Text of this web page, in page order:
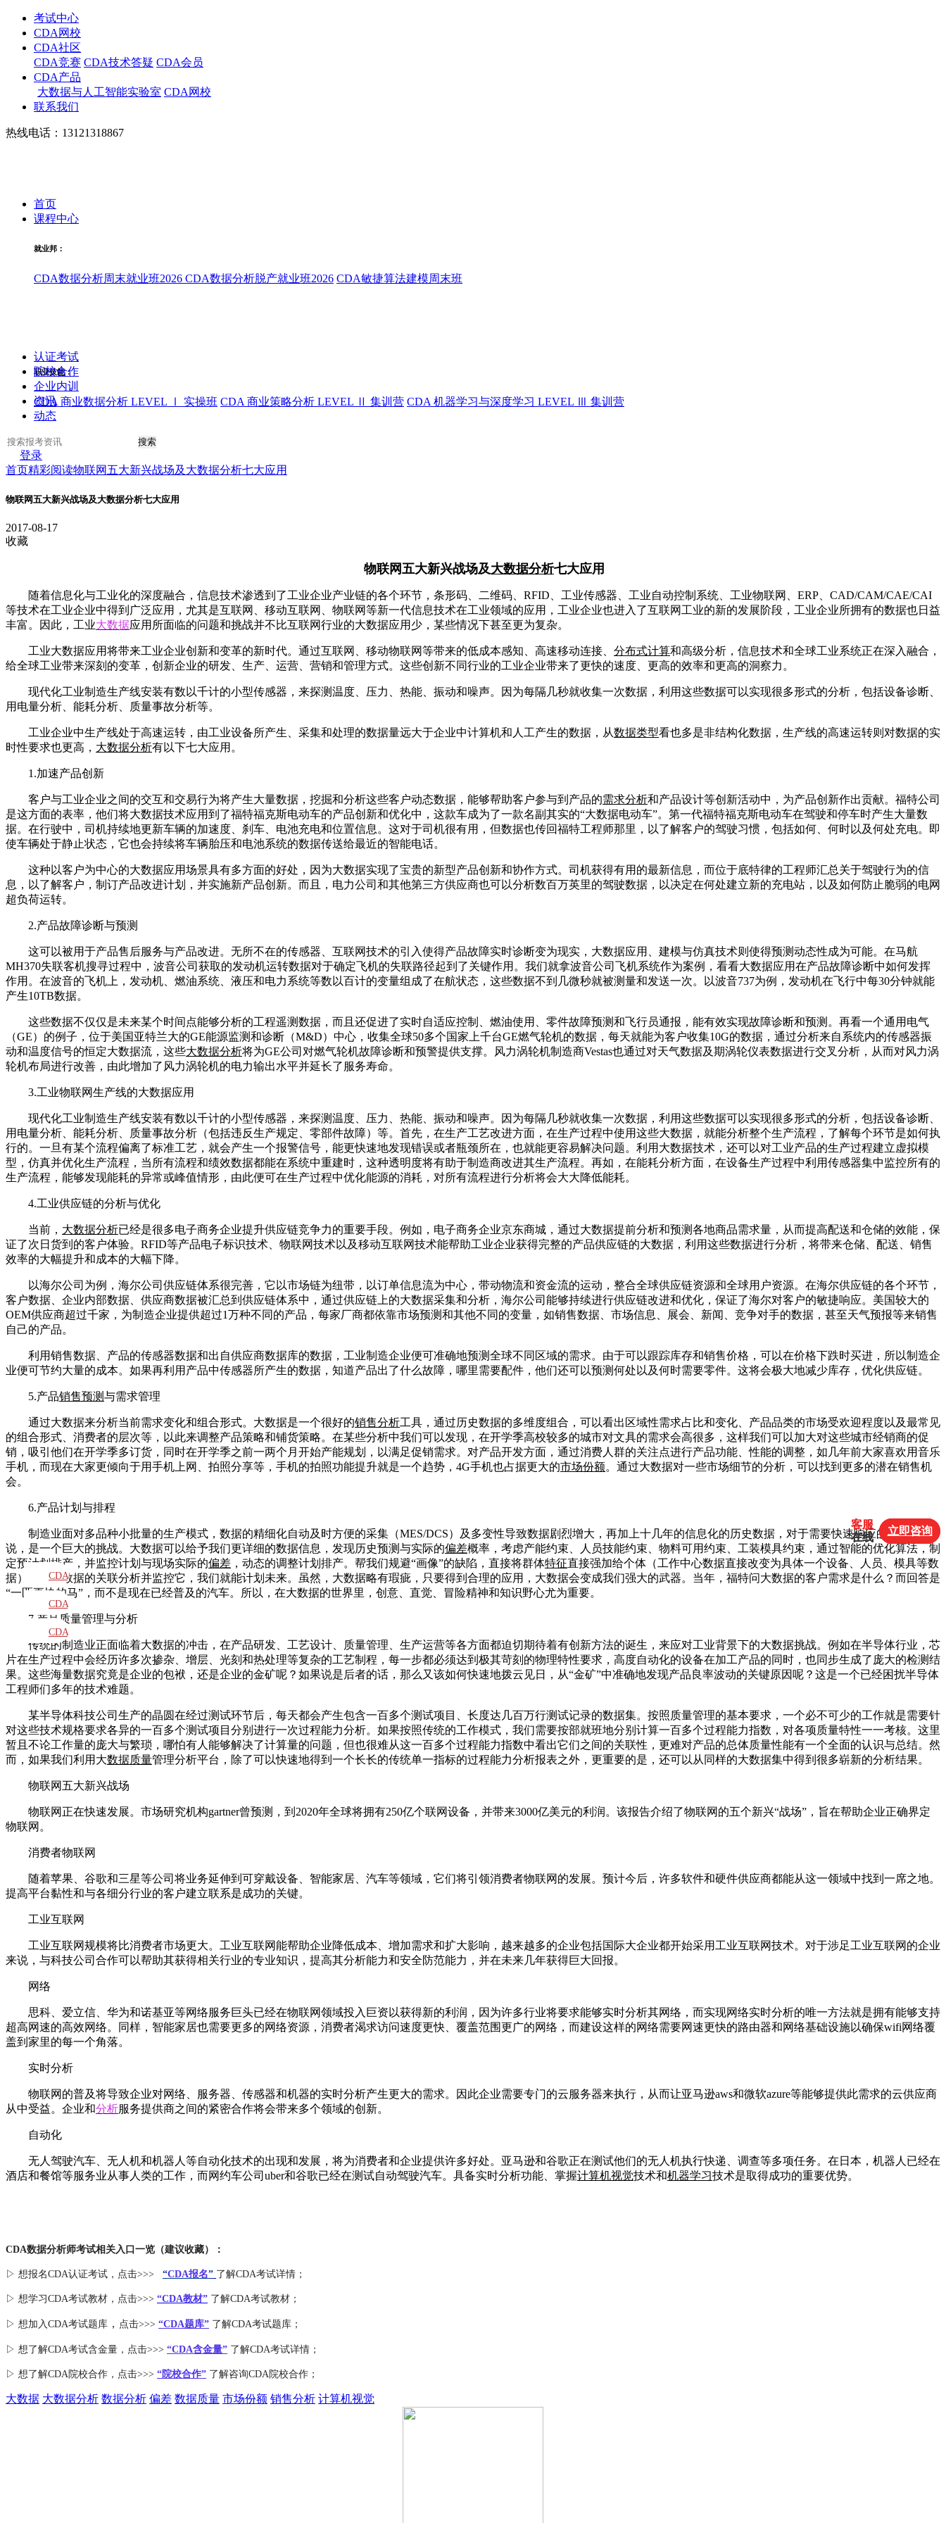
考试中心
CDA网校
CDA社区
CDA竞赛 CDA技术答疑 CDA会员
CDA产品
大数据与人工智能实验室 CDA网校
联系我们
热线电话：13121318867
首页
课程中心
就业邦：
CDA数据分析周末就业班2026 CDA数据分析脱产就业班2026 CDA敏捷算法建模周末班
职业技能：
CDA 商业数据分析 LEVEL Ⅰ 实操班 CDA 商业策略分析 LEVEL Ⅱ 集训营 CDA 机器学习与深度学习 LEVEL Ⅲ 集训营
认证考试
院校合作
企业内训
资讯
动态
搜索
登录
首页精彩阅读物联网五大新兴战场及大数据分析七大应用
物联网五大新兴战场及大数据分析七大应用
2017-08-17
收藏
物联网五大新兴战场及大数据分析七大应用
随着信息化与工业化的深度融合，信息技术渗透到了工业企业产业链的各个环节，条形码、二维码、RFID、工业传感器、工业自动控制系统、工业物联网、ERP、CAD/CAM/CAE/CAI
等技术在工业企业中得到广泛应用，尤其是互联网、移动互联网、物联网等新一代信息技术在工业领域的应用，工业企业也进入了互联网工业的新的发展阶段，工业企业所拥有的数据也日益
丰富。因此，工业大数据应用所面临的问题和挑战并不比互联网行业的大数据应用少，某些情况下甚至更为复杂。
工业大数据应用将带来工业企业创新和变革的新时代。通过互联网、移动物联网等带来的低成本感知、高速移动连接、 分布式计算和高级分析，信息技术和全球工业系统正在深入融合，
给全球工业带来深刻的变革，创新企业的研发、生产、运营、营销和管理方式。这些创新不同行业的工业企业带来了更快的速度、更高的效率和更高的洞察力。
现代化工业制造生产线安装有数以千计的小型传感器，来探测温度、压力、热能、振动和噪声。因为每隔几秒就收集一次数据，利用这些数据可以实现很多形式的分析，包括设备诊断、
用电量分析、能耗分析、质量事故分析等。
工业企业中生产线处于高速运转，由工业设备所产生、采集和处理的数据量远大于企业中计算机和人工产生的数据，从数据类型看也多是非结构化数据，生产线的高速运转则对数据的实
时性要求也更高， 大数据分析有以下七大应用。
1.加速产品创新
客户与工业企业之间的交互和交易行为将产生大量数据，挖掘和分析这些客户动态数据，能够帮助客户参与到产品的需求分析和产品设计等创新活动中，为产品创新作出贡献。福特公司
是这方面的表率，他们将大数据技术应用到了福特福克斯电动车的产品创新和优化中，这款车成为了一款名副其实的“大数据电动车”。第一代福特福克斯电动车在驾驶和停车时产生大量数
据。在行驶中，司机持续地更新车辆的加速度、刹车、电池充电和位置信息。这对于司机很有用，但数据也传回福特工程师那里，以了解客户的驾驶习惯，包括如何、何时以及何处充电。即
使车辆处于静止状态，它也会持续将车辆胎压和电池系统的数据传送给最近的智能电话。
这种以客户为中心的大数据应用场景具有多方面的好处，因为大数据实现了宝贵的新型产品创新和协作方式。司机获得有用的最新信息，而位于底特律的工程师汇总关于驾驶行为的信
息，以了解客户，制订产品改进计划，并实施新产品创新。而且，电力公司和其他第三方供应商也可以分析数百万英里的驾驶数据，以决定在何处建立新的充电站，以及如何防止脆弱的电网
超负荷运转。
2.产品故障诊断与预测
这可以被用于产品售后服务与产品改进。无所不在的传感器、互联网技术的引入使得产品故障实时诊断变为现实，大数据应用、建模与仿真技术则使得预测动态性成为可能。在马航
MH370失联客机搜寻过程中，波音公司获取的发动机运转数据对于确定飞机的失联路径起到了关键作用。我们就拿波音公司飞机系统作为案例，看看大数据应用在产品故障诊断中如何发挥
作用。在波音的飞机上，发动机、燃油系统、液压和电力系统等数以百计的变量组成了在航状态，这些数据不到几微秒就被测量和发送一次。以波音737为例，发动机在飞行中每30分钟就能
产生10TB数据。
这些数据不仅仅是未来某个时间点能够分析的工程遥测数据，而且还促进了实时自适应控制、燃油使用、零件故障预测和飞行员通报，能有效实现故障诊断和预测。再看一个通用电气
（GE）的例子，位于美国亚特兰大的GE能源监测和诊断（M&D）中心，收集全球50多个国家上千台GE燃气轮机的数据，每天就能为客户收集10G的数据，通过分析来自系统内的传感器振
动和温度信号的恒定大数据流，这些大数据分析将为GE公司对燃气轮机故障诊断和预警提供支撑。风力涡轮机制造商Vestas也通过对天气数据及期涡轮仪表数据进行交叉分析，从而对风力涡
轮机布局进行改善，由此增加了风力涡轮机的电力输出水平并延长了服务寿命。
3.工业物联网生产线的大数据应用
现代化工业制造生产线安装有数以千计的小型传感器，来探测温度、压力、热能、振动和噪声。因为每隔几秒就收集一次数据，利用这些数据可以实现很多形式的分析，包括设备诊断、
用电量分析、能耗分析、质量事故分析（包括违反生产规定、零部件故障）等。首先，在生产工艺改进方面，在生产过程中使用这些大数据，就能分析整个生产流程，了解每个环节是如何执
行的。一旦有某个流程偏离了标准工艺，就会产生一个报警信号，能更快速地发现错误或者瓶颈所在，也就能更容易解决问题。利用大数据技术，还可以对工业产品的生产过程建立虚拟模
型，仿真并优化生产流程，当所有流程和绩效数据都能在系统中重建时，这种透明度将有助于制造商改进其生产流程。再如，在能耗分析方面，在设备生产过程中利用传感器集中监控所有的
生产流程，能够发现能耗的异常或峰值情形，由此便可在生产过程中优化能源的消耗，对所有流程进行分析将会大大降低能耗。
4.工业供应链的分析与优化
当前， 大数据分析已经是很多电子商务企业提升供应链竞争力的重要手段。例如，电子商务企业京东商城，通过大数据提前分析和预测各地商品需求量，从而提高配送和仓储的效能，保
证了次日货到的客户体验。RFID等产品电子标识技术、物联网技术以及移动互联网技术能帮助工业企业获得完整的产品供应链的大数据，利用这些数据进行分析，将带来仓储、配送、销售
效率的大幅提升和成本的大幅下降。
以海尔公司为例，海尔公司供应链体系很完善，它以市场链为纽带，以订单信息流为中心，带动物流和资金流的运动，整合全球供应链资源和全球用户资源。在海尔供应链的各个环节，
客户数据、企业内部数据、供应商数据被汇总到供应链体系中，通过供应链上的大数据采集和分析，海尔公司能够持续进行供应链改进和优化，保证了海尔对客户的敏捷响应。美国较大的
OEM供应商超过千家，为制造企业提供超过1万种不同的产品，每家厂商都依靠市场预测和其他不同的变量，如销售数据、市场信息、展会、新闻、竞争对手的数据，甚至天气预报等来销售
自己的产品。
利用销售数据、产品的传感器数据和出自供应商数据库的数据，工业制造企业便可准确地预测全球不同区域的需求。由于可以跟踪库存和销售价格，可以在价格下跌时买进，所以制造企
业便可节约大量的成本。如果再利用产品中传感器所产生的数据，知道产品出了什么故障，哪里需要配件，他们还可以预测何处以及何时需要零件。这将会极大地减少库存，优化供应链。
5.产品销售预测与需求管理
通过大数据来分析当前需求变化和组合形式。大数据是一个很好的销售分析工具，通过历史数据的多维度组合，可以看出区域性需求占比和变化、产品品类的市场受欢迎程度以及最常见
的组合形式、消费者的层次等，以此来调整产品策略和铺货策略。在某些分析中我们可以发现，在开学季高校较多的城市对文具的需求会高很多，这样我们可以加大对这些城市经销商的促
销，吸引他们在开学季多订货，同时在开学季之前一两个月开始产能规划，以满足促销需求。对产品开发方面，通过消费人群的关注点进行产品功能、性能的调整，如几年前大家喜欢用音乐
手机，而现在大家更倾向于用手机上网、拍照分享等，手机的拍照功能提升就是一个趋势，4G手机也占据更大的市场份额。通过大数据对一些市场细节的分析，可以找到更多的潜在销售机
会。
6.产品计划与排程
制造业面对多品种小批量的生产模式，数据的精细化自动及时方便的采集（MES/DCS）及多变性导致数据剧烈增大，再加上十几年的信息化的历史数据，对于需要快速响应的APS来
说，是一个巨大的挑战。大数据可以给予我们更详细的数据信息，发现历史预测与实际的偏差概率，考虑产能约束、人员技能约束、物料可用约束、工装模具约束，通过智能的优化算法，制
定预计划排产，并监控计划与现场实际的偏差 ，动态的调整计划排产。帮我们规避“画像”的缺陷，直接将群体特征直接强加给个体（工作中心数据直接改变为具体一个设备、人员、模具等数
据）。通过数据的关联分析并监控它，我们就能计划未来。虽然，大数据略有瑕疵，只要得到合理的应用，大数据会变成我们强大的武器。当年，福特问大数据的客户需求是什么？而回答是
“一匹更快的马”，而不是现在已经普及的汽车。所以，在大数据的世界里，创意、直觉、冒险精神和知识野心尤为重要。
7.产品质量管理与分析
传统的制造业正面临着大数据的冲击，在产品研发、工艺设计、质量管理、生产运营等各方面都迫切期待着有创新方法的诞生，来应对工业背景下的大数据挑战。例如在半导体行业，芯
片在生产过程中会经历许多次掺杂、增层、光刻和热处理等复杂的工艺制程，每一步都必须达到极其苛刻的物理特性要求，高度自动化的设备在加工产品的同时，也同步生成了庞大的检测结
果。这些海量数据究竟是企业的包袱，还是企业的金矿呢？如果说是后者的话，那么又该如何快速地拨云见日，从“金矿”中准确地发现产品良率波动的关键原因呢？这是一个已经困扰半导体
工程师们多年的技术难题。
某半导体科技公司生产的晶圆在经过测试环节后，每天都会产生包含一百多个测试项目、长度达几百万行测试记录的数据集。按照质量管理的基本要求，一个必不可少的工作就是需要针
对这些技术规格要求各异的一百多个测试项目分别进行一次过程能力分析。如果按照传统的工作模式，我们需要按部就班地分别计算一百多个过程能力指数，对各项质量特性一一考核。这里
暂且不论工作量的庞大与繁琐，哪怕有人能够解决了计算量的问题，但也很难从这一百多个过程能力指数中看出它们之间的关联性，更难对产品的总体质量性能有一个全面的认识与总结。然
而，如果我们利用大数据质量管理分析平台，除了可以快速地得到一个长长的传统单一指标的过程能力分析报表之外，更重要的是，还可以从同样的大数据集中得到很多崭新的分析结果。
物联网五大新兴战场
物联网正在快速发展。市场研究机构gartner曾预测，到2020年全球将拥有250亿个联网设备，并带来3000亿美元的利润。该报告介绍了物联网的五个新兴“战场”，旨在帮助企业正确界定
物联网。
消费者物联网
随着苹果、谷歌和三星等公司将业务延伸到可穿戴设备、智能家居、汽车等领域，它们将引领消费者物联网的发展。预计今后，许多软件和硬件供应商都能从这一领域中找到一席之地。
提高平台黏性和与各细分行业的客户建立联系是成功的关键。
工业互联网
工业互联网规模将比消费者市场更大。工业互联网能帮助企业降低成本、增加需求和扩大影响，越来越多的企业包括国际大企业都开始采用工业互联网技术。对于涉足工业互联网的企业
来说，与科技公司合作可以帮助其获得相关行业的专业知识，提高其分析能力和安全防范能力，并在未来几年获得巨大回报。
网络
思科、爱立信、华为和诺基亚等网络服务巨头已经在物联网领域投入巨资以获得新的利润，因为许多行业将要求能够实时分析其网络，而实现网络实时分析的唯一方法就是拥有能够支持
超高网速的高效网络。同样，智能家居也需要更多的网络资源，消费者渴求访问速度更快、覆盖范围更广的网络，而建设这样的网络需要网速更快的路由器和网络基础设施以确保wifi网络覆
盖到家里的每一个角落。
实时分析
物联网的普及将导致企业对网络、服务器、传感器和机器的实时分析产生更大的需求。因此企业需要专门的云服务器来执行，从而让亚马逊aws和微软azure等能够提供此需求的云供应商
从中受益。企业和分析服务提供商之间的紧密合作将会带来多个领域的创新。
自动化
无人驾驶汽车、无人机和机器人等自动化技术的出现和发展，将为消费者和企业提供许多好处。亚马逊和谷歌正在测试他们的无人机执行快递、调查等多项任务。在日本，机器人已经在
酒店和餐馆等服务业从事人类的工作，而网约车公司uber和谷歌已经在测试自动驾驶汽车。具备实时分析功能、掌握计算机视觉技术和机器学习技术是取得成功的重要优势。
CDA数据分析师考试相关入口一览（建议收藏）：
▷ 想报名CDA认证考试，点击>>> “CDA报名” 了解CDA考试详情；
▷ 想学习CDA考试教材，点击>>> “CDA教材” 了解CDA考试教材；
▷ 想加入CDA考试题库 ， 点击>>> “CDA题库” 了解CDA考试题库；
▷ 想了解CDA考试含金量 ，点击>>> “CDA含金量” 了解CDA考试详情；
▷ 想了解CDA院校合作 ，点击>>> “院校合作” 了解咨询CDA院校合作；
大数据 大数据分析 数据分析 偏差 数据质量 市场份额 销售分析 计算机视觉
CDA
教材
CDA
题库
CDA
大纲
客服
在线
立即咨询
客服
在线
立即咨询